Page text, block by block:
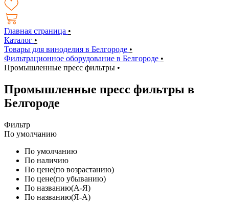
Главная страница •
Каталог •
Товары для виноделия в Белгороде •
Фильтрационное оборудование в Белгороде •
Промышленные пресс фильтры •
Промышленные пресс фильтры в
Белгороде
Фильтр
По умолчанию
По умолчанию
По наличию
По цене(по возрастанию)
По цене(по убыванию)
По названию(А-Я)
По названию(Я-А)